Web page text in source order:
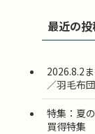
最近の
2026.8.2
／羽毛布
特集：夏
買得特集